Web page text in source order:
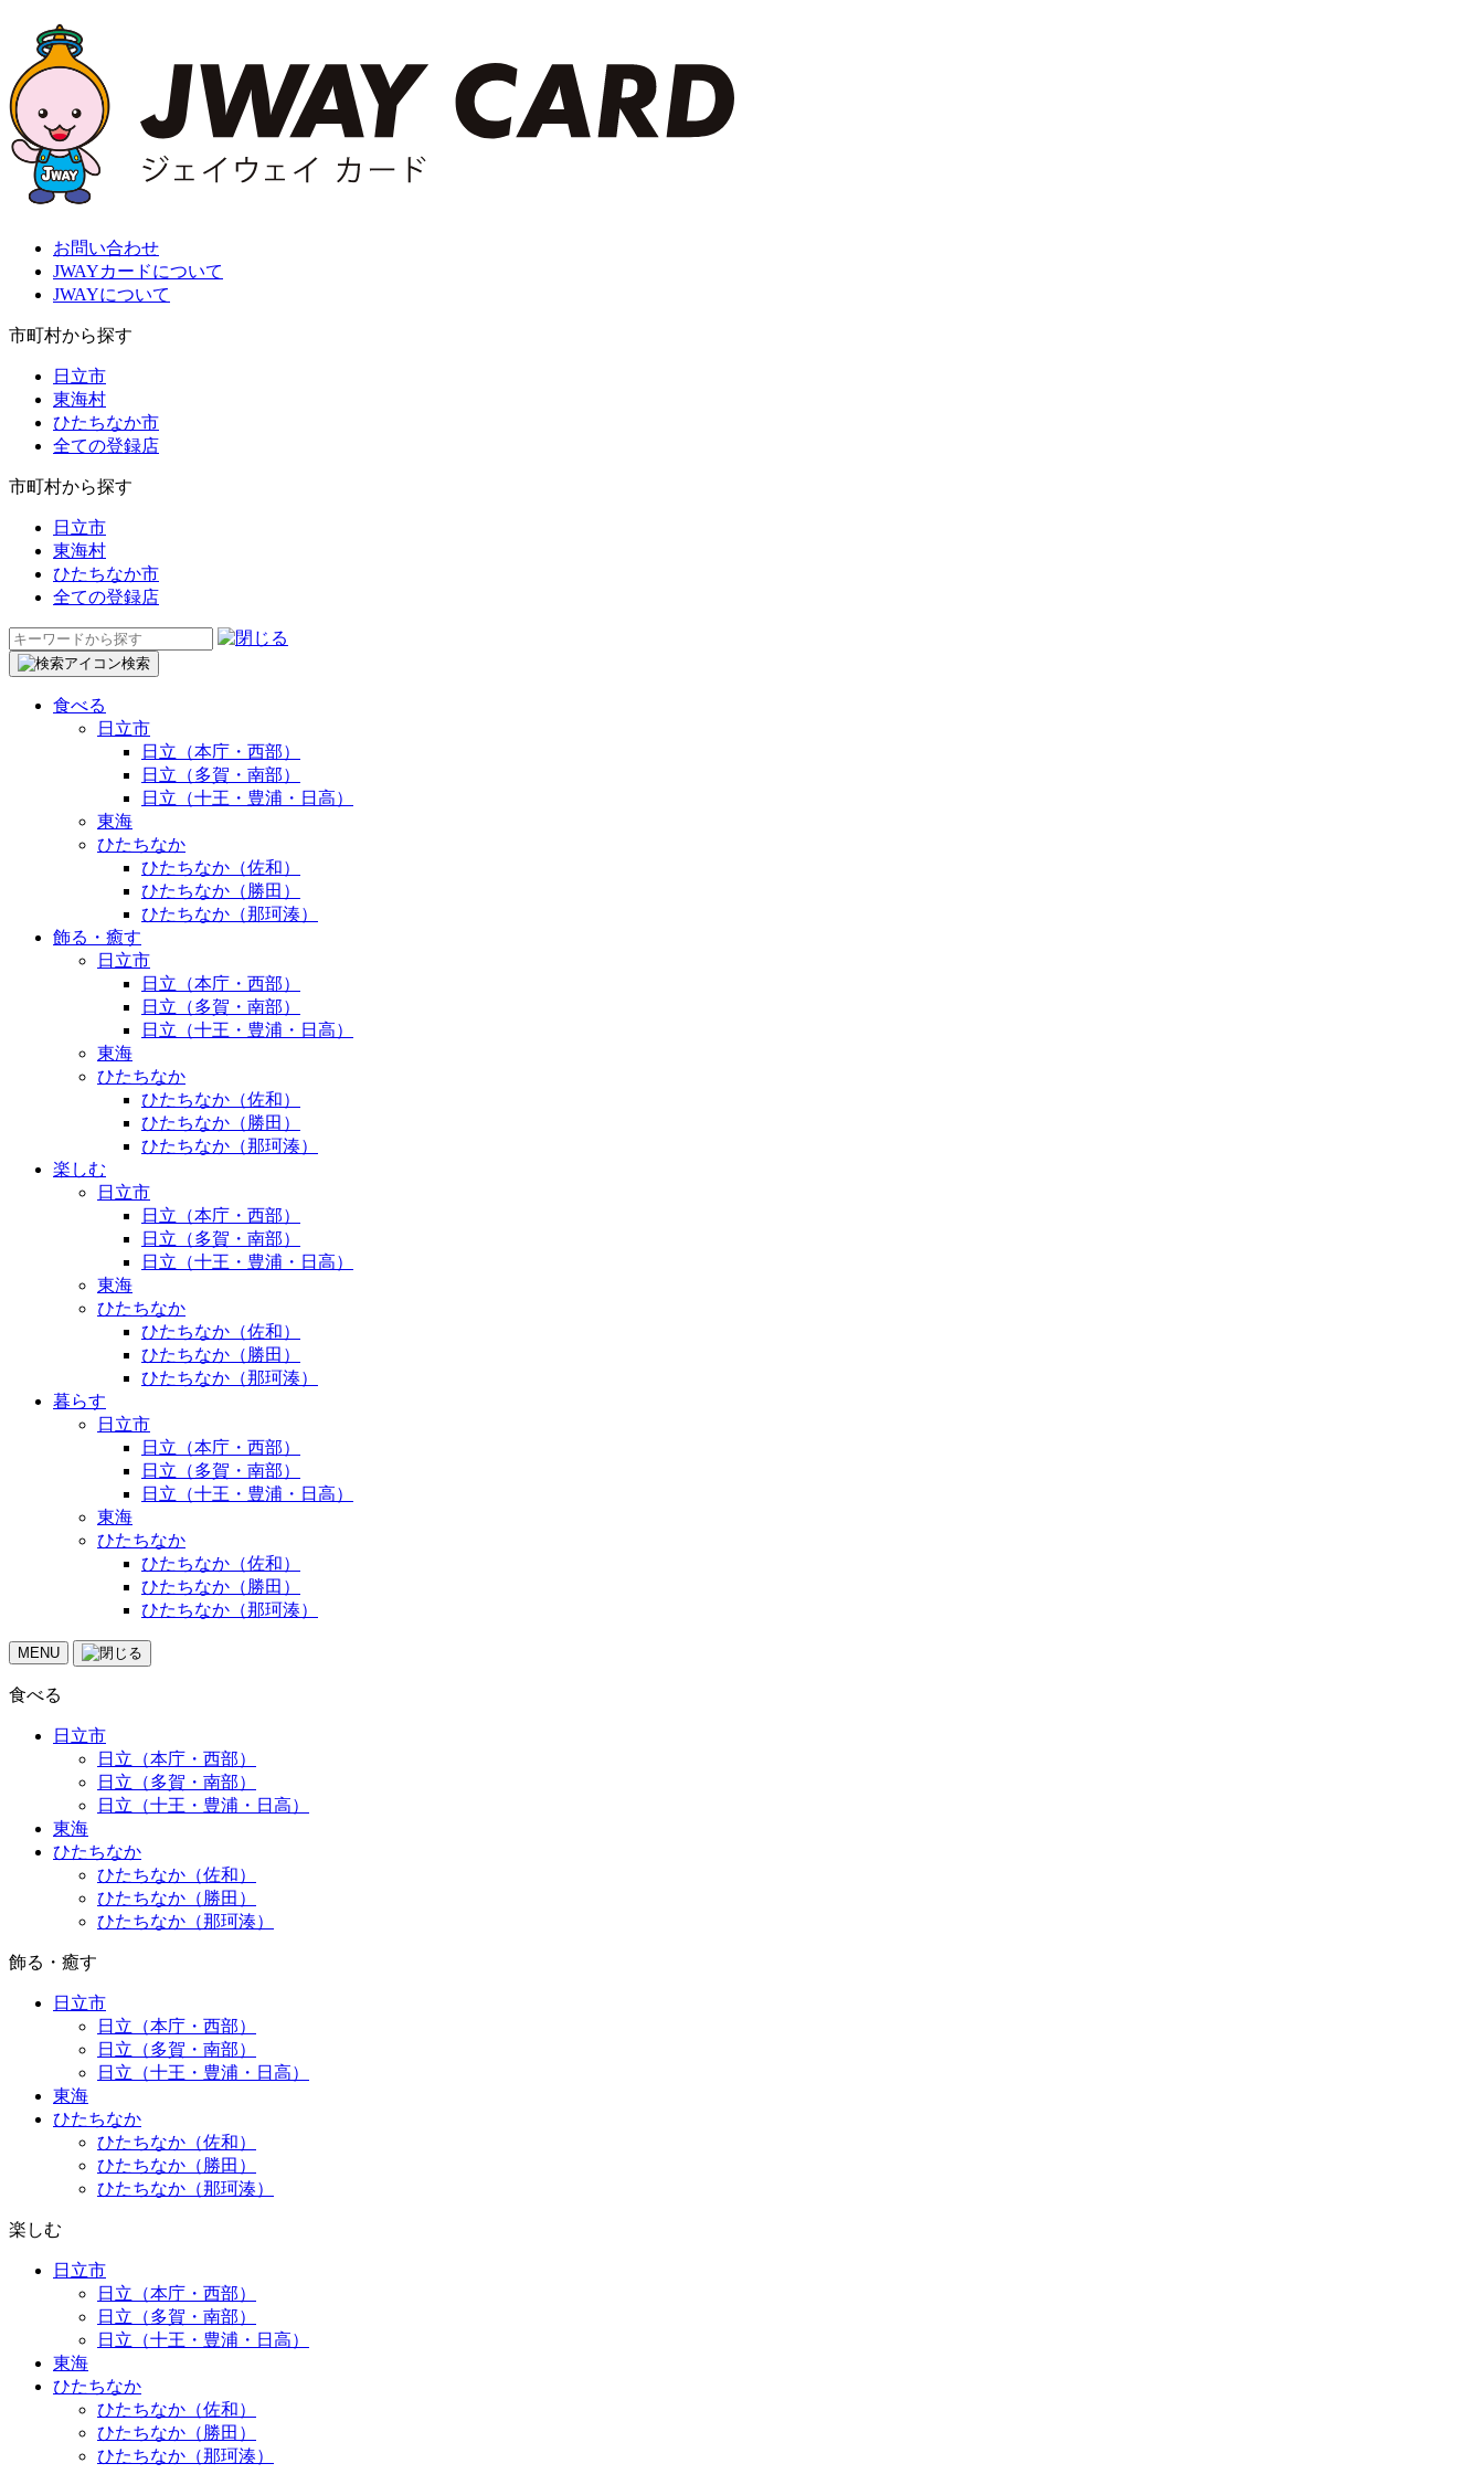
お問い合わせ
JWAYカードについて
JWAYについて
市町村から探す
日立市
東海村
ひたちなか市
全ての登録店
市町村から探す
日立市
東海村
ひたちなか市
全ての登録店
検
索:
検索
食べる
日立市
日立（本庁・西部）
日立（多賀・南部）
日立（十王・豊浦・日高）
東海
ひたちなか
ひたちなか（佐和）
ひたちなか（勝田）
ひたちなか（那珂湊）
飾る・癒す
日立市
日立（本庁・西部）
日立（多賀・南部）
日立（十王・豊浦・日高）
東海
ひたちなか
ひたちなか（佐和）
ひたちなか（勝田）
ひたちなか（那珂湊）
楽しむ
日立市
日立（本庁・西部）
日立（多賀・南部）
日立（十王・豊浦・日高）
東海
ひたちなか
ひたちなか（佐和）
ひたちなか（勝田）
ひたちなか（那珂湊）
暮らす
日立市
日立（本庁・西部）
日立（多賀・南部）
日立（十王・豊浦・日高）
東海
ひたちなか
ひたちなか（佐和）
ひたちなか（勝田）
ひたちなか（那珂湊）
MENU
食べる
日立市
日立（本庁・西部）
日立（多賀・南部）
日立（十王・豊浦・日高）
東海
ひたちなか
ひたちなか（佐和）
ひたちなか（勝田）
ひたちなか（那珂湊）
飾る・癒す
日立市
日立（本庁・西部）
日立（多賀・南部）
日立（十王・豊浦・日高）
東海
ひたちなか
ひたちなか（佐和）
ひたちなか（勝田）
ひたちなか（那珂湊）
楽しむ
日立市
日立（本庁・西部）
日立（多賀・南部）
日立（十王・豊浦・日高）
東海
ひたちなか
ひたちなか（佐和）
ひたちなか（勝田）
ひたちなか（那珂湊）